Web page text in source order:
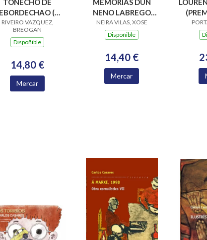
TONECHO DE
(V
RAIÑA LUPA
2004)
RIVEIRO VAZQUEZ,
BREOGAN
Dispoñible
14,80 €
Mercar
MEMORIAS DUN
NENO LABREGO
(B.N.VILAS)
NEIRA VILAS, XOSE
Dispoñible
14,40 €
Mercar